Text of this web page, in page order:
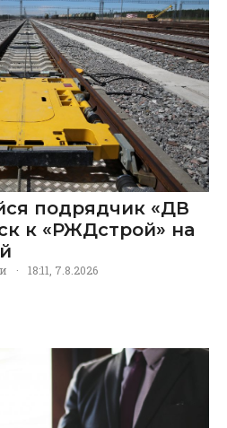
подрядчик «ДВ
к «РЖДстрой» на
· 18:11, 7.8.2026